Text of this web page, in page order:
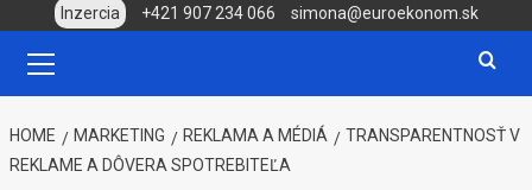
content
Inzercia +421 907 234 066
simona@euroekonom.sk
Menu
HOME MARKETING REKLAMA A MÉDIÁ
TRANSPARENTNOSŤ V
REKLAME A DÔVERA SPOTREBITEĽA